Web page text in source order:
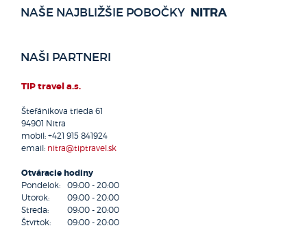
Dolný Kubín
Galanta
Hnúšťa
Holíč
Hriňová
Chocholná - Velčice
Kežmarok
Kolárovo
Komárno
NAŠE NAJBLIŽŠIE POBOČKY NITRA
NAŠI PARTNERI
TIP travel a.s.
Štefánikova trieda 61
94901 Nitra
mobil: +421 915 841924
email: nitra@tiptravel.sk
Otváracie hodiny
Pondelok:
09:00 - 20:00
Utorok:
09:00 - 20:00
Streda:
09:00 - 20:00
Štvrtok:
09:00 - 20:00